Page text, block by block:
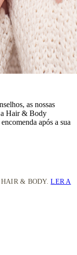
as nossas
Hair & Body
após a sua
HAIR & BODY.LER A